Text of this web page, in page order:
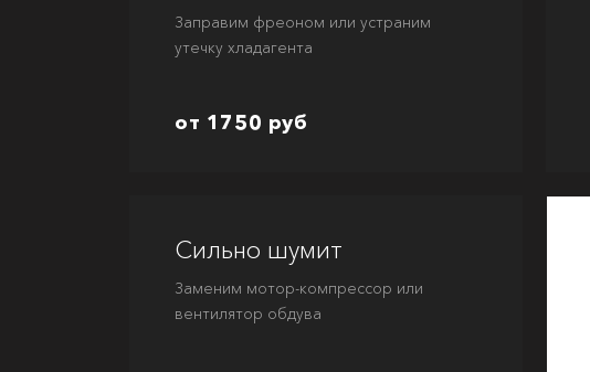
Заправим фреоном или устраним
утечку хладагента
от 1750 руб
Сильно шумит
Заменим мотор-компрессор или
вентилятор обдува